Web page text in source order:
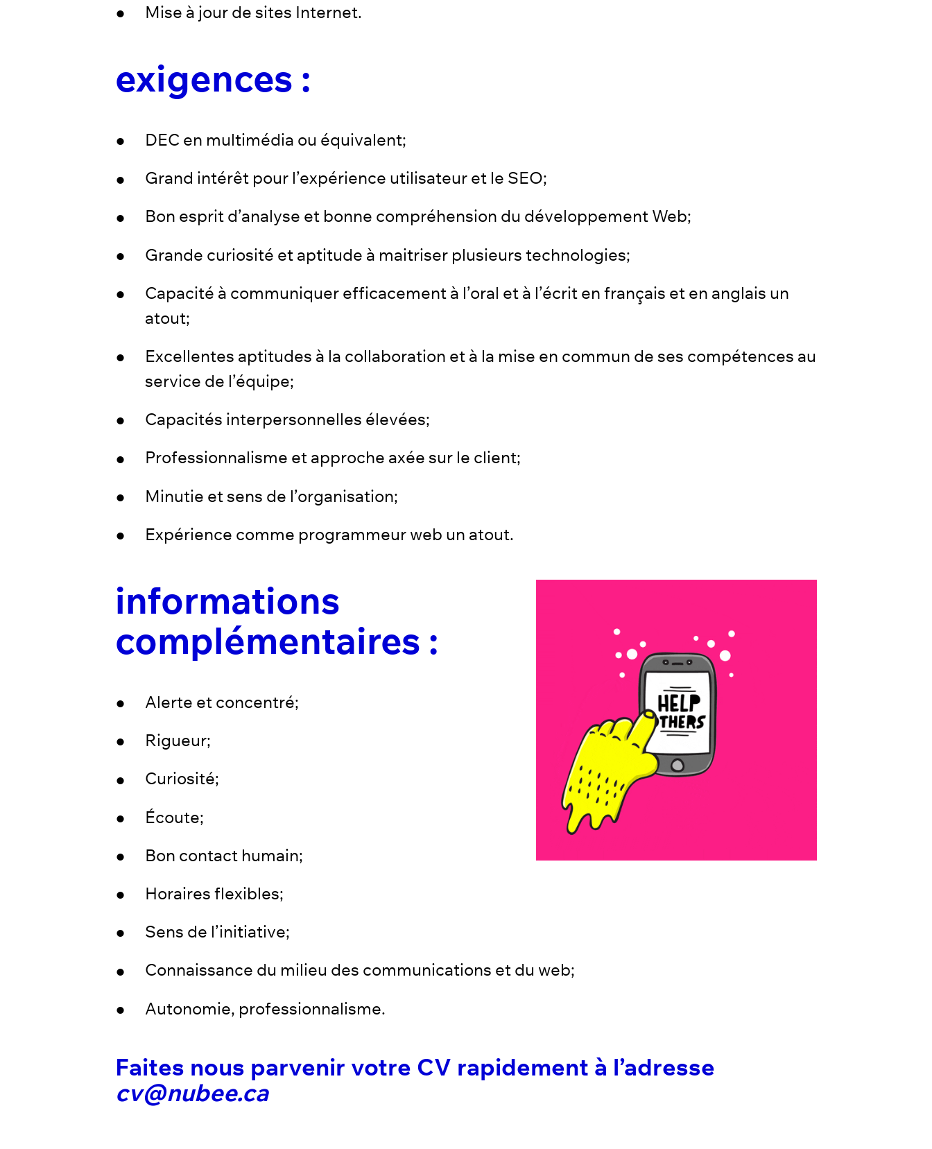
Mise à jour de sites Internet.
exigences :
DEC en multimédia ou équivalent;
Grand intérêt pour l’expérience utilisateur et le SEO;
Bon esprit d’analyse et bonne compréhension du développement Web;
Grande curiosité et aptitude à maitriser plusieurs technologies;
Capacité à communiquer efficacement à l’oral et à l’écrit en français et en anglais un
atout;
Excellentes aptitudes à la collaboration et à la mise en commun de ses compétences au
service de l’équipe;
Capacités interpersonnelles élevées;
Professionnalisme et approche axée sur le client;
Minutie et sens de l’organisation;
Expérience comme programmeur web un atout.
informations
complémentaires :
Alerte et concentré;
Rigueur;
Curiosité;
Écoute;
Bon contact humain;
Horaires flexibles;
Sens de l’initiative;
Connaissance du milieu des communications et du web;
Autonomie, professionnalisme.
Faites nous parvenir votre CV rapidement à l’adresse
cv@nubee.ca